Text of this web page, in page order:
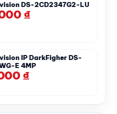
DS-2CD2347G2-LU
₫
IP DarkFigher DS-
E 4MP
₫